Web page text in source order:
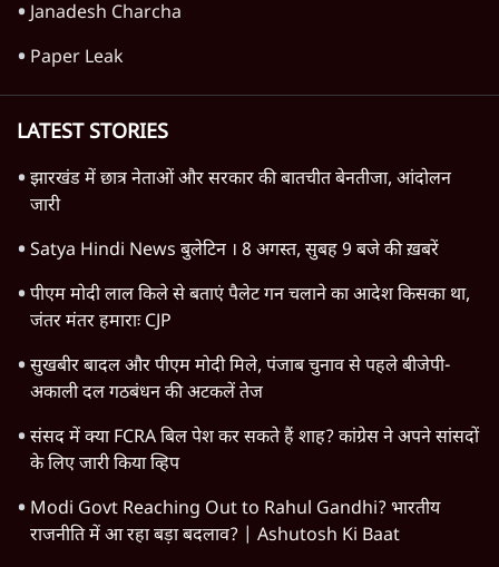
Janadesh Charcha
Paper Leak
LATEST STORIES
झारखंड में छात्र नेताओं और सरकार की बातचीत बेनतीजा, आंदोलन
जारी
Satya Hindi News बुलेटिन । 8 अगस्त, सुबह 9 बजे की ख़बरें
पीएम मोदी लाल किले से बताएं पैलेट गन चलाने का आदेश किसका था,
जंतर मंतर हमाराः CJP
सुखबीर बादल और पीएम मोदी मिले, पंजाब चुनाव से पहले बीजेपी-
अकाली दल गठबंधन की अटकलें तेज
संसद में क्या FCRA बिल पेश कर सकते हैं शाह? कांग्रेस ने अपने सांसदों
के लिए जारी किया व्हिप
Modi Govt Reaching Out to Rahul Gandhi? भारतीय
राजनीति में आ रहा बड़ा बदलाव? | Ashutosh Ki Baat